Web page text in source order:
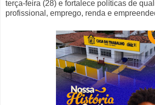
terça-feira (28) e fortalece políticas de
profissional, emprego, renda e